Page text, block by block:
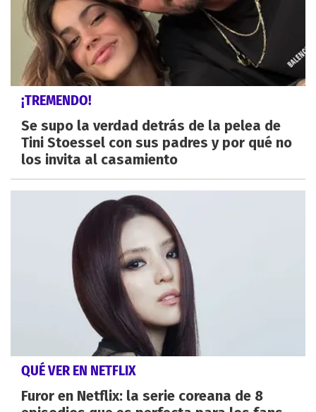
¡TREMENDO!
Se supo la verdad detrás de la pelea de
Tini Stoessel con sus padres y por qué no
los invita al casamiento
QUÉ VER EN NETFLIX
Furor en Netflix: la serie coreana de 8